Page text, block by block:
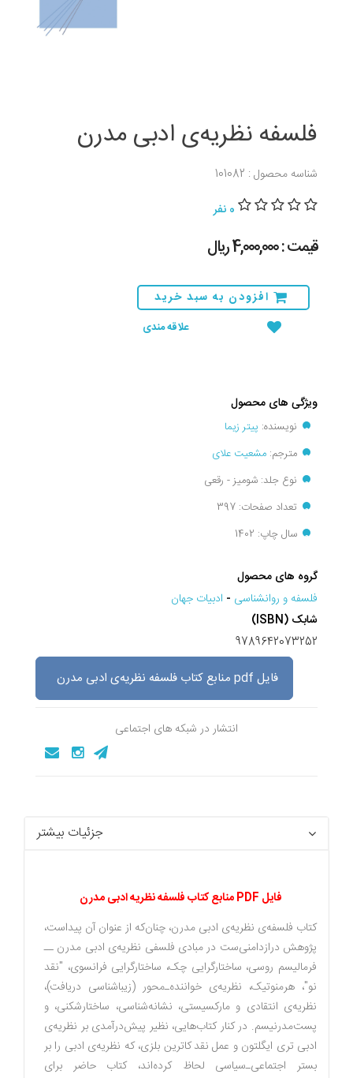
فلسفه نظریه‌ی ادبی مدرن
شناسه محصول : 101082
0 نفر
قیمت : 4,000,000 ريال
افزودن به سبد خرید
علاقه مندی
ویژگی های محصول
نویسنده: پیتر زیما
مترجم: مشعیت علای
نوع جلد: شومیز - رقعی
تعداد صفحات: 397
سال چاپ: 1402
گروه های محصول
فلسفه و روانشناسی - ادبيات جهان
شابک (ISBN)
9789642073252
فایل pdf منابع کتاب فلسفه نظریه‌ی ادبی مدرن
انتشار در شبکه های اجتماعی
جزئیات بیشتر
فایل PDF منابع کتاب فلسفه نظریه ادبی مدرن
کتاب فلسفه‌ی نظریه‌ی ادبی مدرن، چنان‌که از عنوان آن پیداست،
پژوهش درازدامنی‌ست در مبادی فلسفی نظریه‌‌ی ادبی مدرن ــ
فرمالیسم روسی، ساختارگرایی چک، ساختارگرایی فرانسوی، "نقد
نو"، هرمنوتیک، نظریه‌ی خواننده‌ـ‌محور (زیباشناسی دریافت)،
نظریه‌ی انتقادی و مارکسیستی، نشانه‌شناسی، ساختارشکنی، و
پست‌مدرنیسم. در کنار کتاب‌هایی، نظیر پیش‌درآمدی بر نظریه‌ی
ادبی تری ایگلتون و عمل نقدکاترین بلزی، که نظریه‌ی ادبی را بر
بستر اجتماعی‌ـ‌سیاسی لحاظ کرده‌اند، کتاب حاضر برای